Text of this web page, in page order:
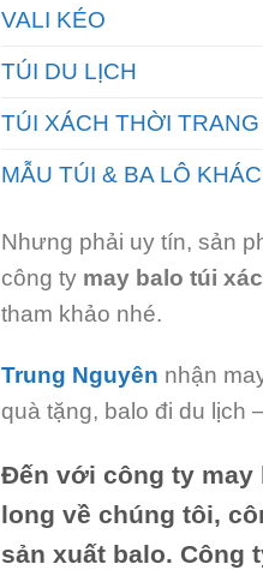
VALI KÉO
TÚI DU LỊCH
TÚI XÁCH THỜI TRANG
MẪU TÚI & BA LÔ KHÁC
Nhưng phải uy tín, sản
công ty may balo túi
tham khảo nhé.
Trung Nguyên nhận
quà tặng, balo đi du lịch
Đến với công ty may
long về chúng tôi,
sản xuất balo. Công